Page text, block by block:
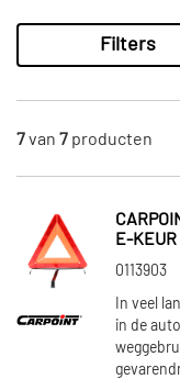
Resultaten
×
Cargoparts
Topran (2)
Carpoint (3)
VOORRAAD
Op voorraad (4)
Filters
7van 7 producten
E-KEUR
0113903
In veel
in de